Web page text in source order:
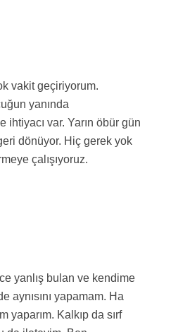
vakit geçiriyorum.
yanında
var. Yarın öbür gün
dönüyor. Hiç gerek yok
çalışıyoruz.
yanlış bulan ve kendime
aynısını yapamam. Ha
Kalkıp da sırf